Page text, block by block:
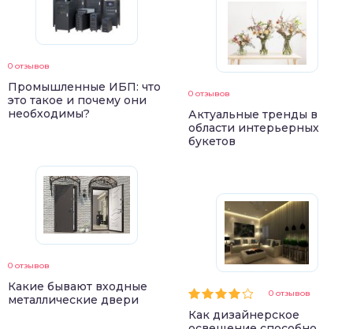
0 отзывов
Промышленные ИБП: что
это такое и почему они
необходимы?
0 отзывов
Какие бывают входные
металлические двери
0 отзывов
Актуальные тренды в
области интерьерных
букетов
0 отзывов
Как дизайнерское